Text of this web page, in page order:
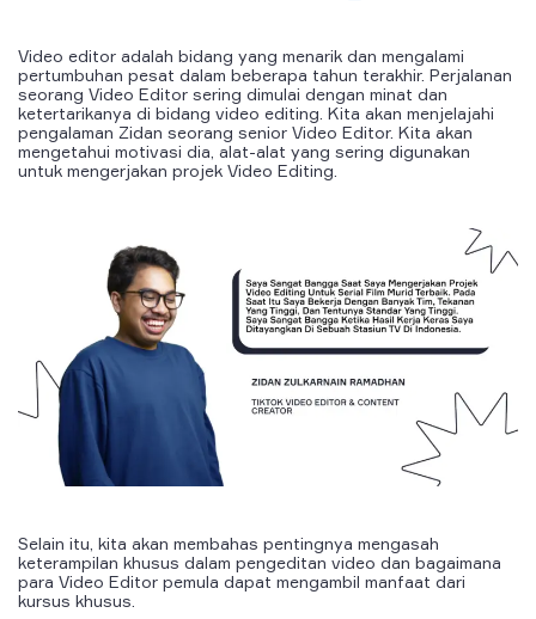
Video editor adalah bidang yang menarik dan mengalami
pertumbuhan pesat dalam beberapa tahun terakhir. Perjalanan
seorang Video Editor sering dimulai dengan minat dan
ketertarikanya di bidang video editing. Kita akan menjelajahi
pengalaman Zidan seorang senior Video Editor. Kita akan
mengetahui motivasi dia, alat-alat yang sering digunakan
untuk mengerjakan projek Video Editing.
Selain itu, kita akan membahas pentingnya mengasah
keterampilan khusus dalam pengeditan video dan bagaimana
para Video Editor pemula dapat mengambil manfaat dari
kursus khusus.